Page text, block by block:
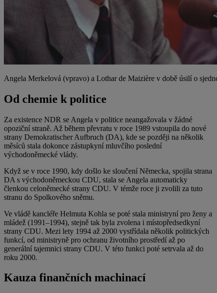
Angela Merkelová (vpravo) a Lothar de Maizière v době úsilí o
Od chemie k politice
Za existence NDR se Angela v politice neangažovala v žádné
opoziční straně. Až během převratu v roce 1989 vstoupila do nové
strany Demokratischer Aufbruch (DA), kde se později na několik
měsíců stala dokonce zástupkyní mluvčího poslední
východoněmecké vlády.
Když se v roce 1990, kdy došlo ke sloučení Německa, spojila strana
DA s východoněmeckou CDU, stala se Angela automaticky
členkou celoněmecké strany CDU. V témže roce ji zvolili za tuto
stranu do Spolkového sněmu.
Ve vládě kancléře Helmuta Kohla se poté stala ministryní pro ženy a
mládež (1991–1994), stejně tak byla zvolena i místopředsedkyní
strany CDU. Mezi lety 1994 až 2000 vystřídala několik politických
funkcí, od ministryně pro ochranu životního prostředí až po
generální tajemnici strany CDU. V této funkci poté setrvala až do
roku 2000.
Kauza finančních machinací